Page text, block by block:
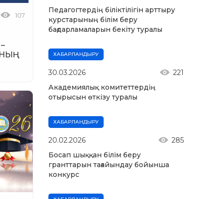
107
Педагогтердің біліктілігін арттыру
курстарының білім беру
бағдарламаларын бекіту туралы
ХАБАРЛАНДЫРУ
30.03.2026
221
Академиялық комитеттердің
отырысын өткізу туралы
ХАБАРЛАНДЫРУ
20.02.2026
285
Босап шыққан білім беру
гранттарын тағайындау бойынша
конкурс